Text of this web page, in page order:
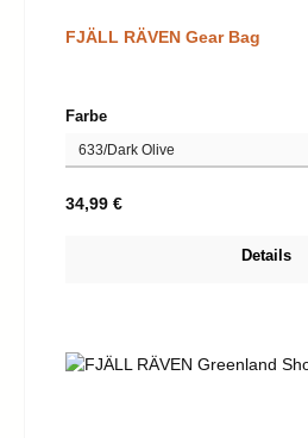
FJÄLL RÄVEN Gear Bag
Farbeauswählen
Regulärer Preis:
34,99 €
Details